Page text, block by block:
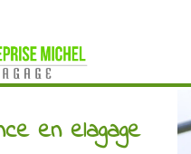
en elagage